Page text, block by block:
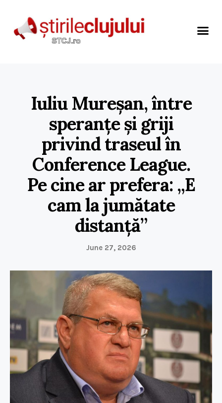
Iuliu Mureșan, între
speranțe și griji
privind traseul în
Conference League.
Pe cine ar prefera: „E
cam la jumătate
distanță”
June 27, 2026